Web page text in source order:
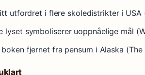
utfordret i flere skoledistrikter i USA
lyset symboliserer uoppnåelige mål
fjernet fra pensum i Alaska (The